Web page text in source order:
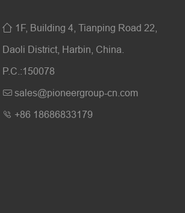
 1F, Building 4, Tianping Road 22,
Daoli District, Harbin, China.
P.C.:150078
 sales@pioneergroup-cn.com
 +86 18686833179